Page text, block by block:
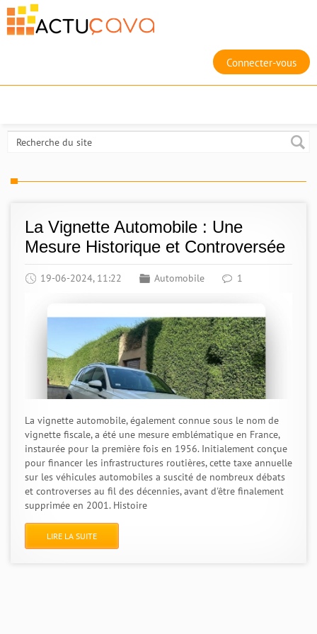
Connecter-vous
La Vignette Automobile : Une
Mesure Historique et Controversée
19-06-2024, 11:22 Automobile 1
La vignette automobile, également connue sous le nom de
vignette fiscale, a été une mesure emblématique en France,
instaurée pour la première fois en 1956. Initialement conçue
pour financer les infrastructures routières, cette taxe annuelle
sur les véhicules automobiles a suscité de nombreux débats
et controverses au fil des décennies, avant d'être finalement
supprimée en 2001. Histoire
LIRE LA SUITE